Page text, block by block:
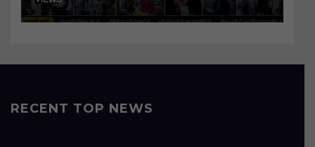
RECENT TOP NEWS